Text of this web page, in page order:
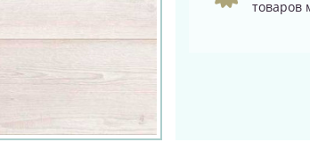
товаров